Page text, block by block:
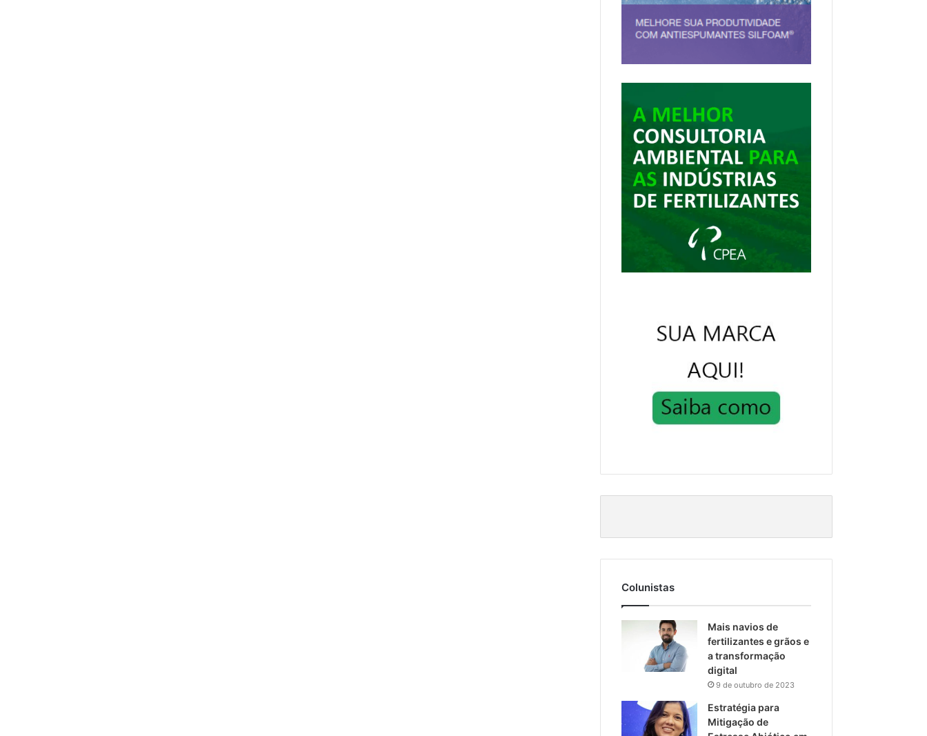
Colunistas
Mais navios de
fertilizantes e grãos e
a transformação
digital
9 de outubro de 2023
Estratégia para
Mitigação de